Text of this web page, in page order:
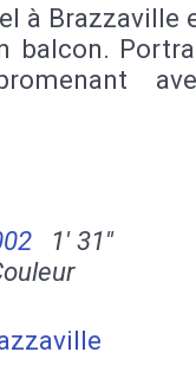
à Brazzaville
balcon.
1' 31''